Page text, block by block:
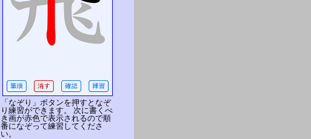
「なぞり」ボタンを押すとなぞ
り練習ができます。 次に書くべ
き画が赤色で表示されるので順
番になぞって練習してくださ
い。